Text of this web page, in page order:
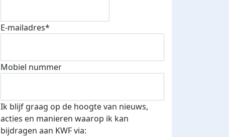
E-mailadres*
Mobiel nummer
Ik blijf graag op de hoogte van nieuws,
acties en manieren waarop ik kan
bijdragen aan KWF via: